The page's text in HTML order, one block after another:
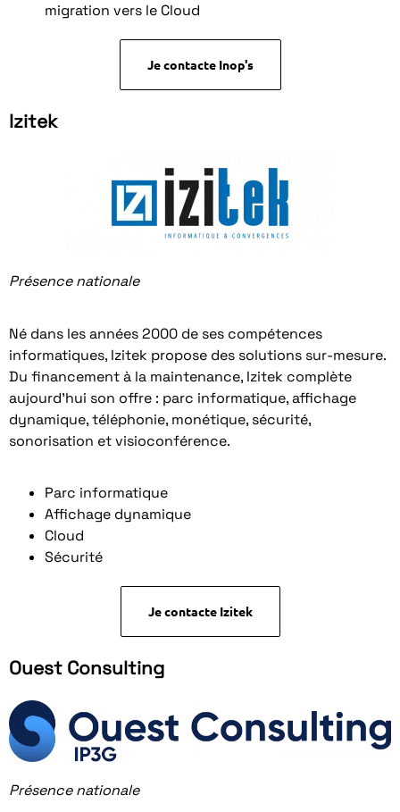
migration vers le Cloud
Je contacte Inop's
Izitek
Présence nationale
Né dans les années 2000 de ses compétences
informatiques, Izitek propose des solutions sur-mesure.
Du financement à la maintenance, Izitek complète
aujourd’hui son offre : parc informatique, affichage
dynamique, téléphonie, monétique, sécurité,
sonorisation et visioconférence.
Parc informatique
Affichage dynamique
Cloud
Sécurité
Je contacte Izitek
Ouest Consulting
Présence nationale